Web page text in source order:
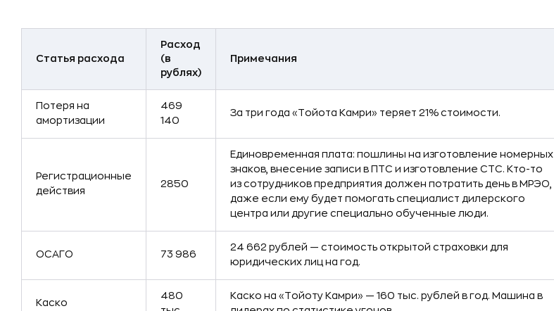
Статья расхода
Расход
(в
рублях)
Примечания
Потеря на
амортизации
469
140
За три года «Тойота Камри» теряет 21% стоимости.
Регистрационные
действия
2850
Единовременная плата: пошлины на изготовление номерных
знаков, внесение записи в ПТС и изготовление СТС. Кто-то
из сотрудников предприятия должен потратить день в МРЭО,
даже если ему будет помогать специалист дилерского
центра или другие специально обученные люди.
ОСАГО 73 986
24 662 рублей — стоимость открытой страховки для
юридических лиц на год.
Каско
480
Каско на «Тойоту Камри» — 160 тыс. рублей в год. Машина в